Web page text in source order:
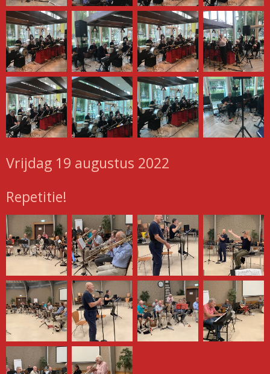
Vrijdag 19 augustus 2022
Repetitie!